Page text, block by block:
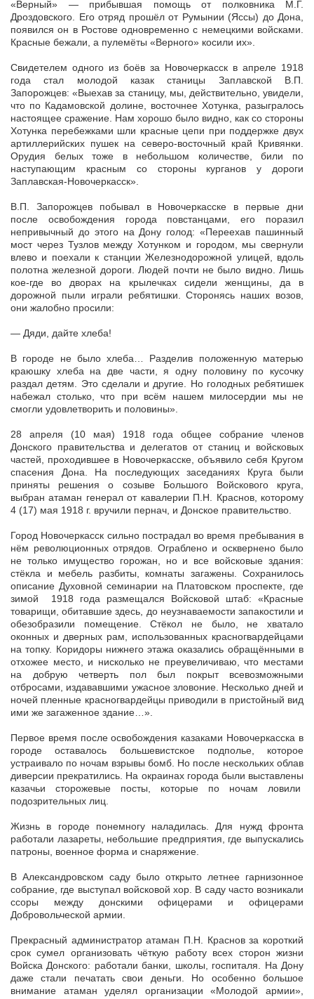
«Верный» — прибывшая помощь от полковника М.Г.
Дроздовского. Его отряд прошёл от Румынии (Яссы) до Дона,
появился он в Ростове одновременно с немецкими войсками.
Красные бежали, а пулемёты «Верного» косили их».
Свидетелем одного из боёв за Новочеркасск в апреле 1918
года стал молодой казак станицы Заплавской В.П.
Запорожцев: «Выехав за станицу, мы, действительно, увидели,
что по Кадамовской долине, восточнее Хотунка, разыгралось
настоящее сражение. Нам хорошо было видно, как со стороны
Хотунка перебежками шли красные цепи при поддержке двух
артиллерийских пушек на северо-восточный край Кривянки.
Орудия белых тоже в небольшом количестве, били по
наступающим красным со стороны курганов у дороги
Заплавская-Новочеркасск».
В.П. Запорожцев побывал в Новочеркасске в первые дни
после освобождения города повстанцами, его поразил
непривычный до этого на Дону голод: «Переехав пашинный
мост через Тузлов между Хотунком и городом, мы свернули
влево и поехали к станции Железнодорожной улицей, вдоль
полотна железной дороги. Людей почти не было видно. Лишь
кое-где во дворах на крылечках сидели женщины, да в
дорожной пыли играли ребятишки. Сторонясь наших возов,
они жалобно просили:
— Дяди, дайте хлеба!
В городе не было хлеба… Разделив положенную матерью
краюшку хлеба на две части, я одну половину по кусочку
раздал детям. Это сделали и другие. Но голодных ребятишек
набежал столько, что при всём нашем милосердии мы не
смогли удовлетворить и половины».
28 апреля (10 мая) 1918 года общее собрание членов
Донского правительства и делегатов от станиц и войсковых
частей, проходившее в Новочеркасске, объявило себя Кругом
спасения Дона. На последующих заседаниях Круга были
приняты решения о созыве Большого Войскового круга,
выбран атаман генерал от кавалерии П.Н. Краснов, которому
4 (17) мая 1918 г. вручили пернач, и Донское правительство.
Город Новочеркасск сильно пострадал во время пребывания в
нём революционных отрядов. Ограблено и осквернено было
не только имущество горожан, но и все войсковые здания:
стёкла и мебель разбиты, комнаты загажены. Сохранилось
описание Духовной семинарии на Платовском проспекте, где
зимой 1918 года размещался Войсковой штаб: «Красные
товарищи, обитавшие здесь, до неузнаваемости запакостили и
обезобразили помещение. Стёкол не было, не хватало
оконных и дверных рам, использованных красногвардейцами
на топку. Коридоры нижнего этажа оказались обращёнными в
отхожее место, и нисколько не преувеличиваю, что местами
на добрую четверть пол был покрыт всевозможными
отбросами, издававшими ужасное зловоние. Несколько дней и
ночей пленные красногвардейцы приводили в пристойный вид
ими же загаженное здание…».
Первое время после освобождения казаками Новочеркасска в
городе оставалось большевистское подполье, которое
устраивало по ночам взрывы бомб. Но после нескольких облав
диверсии прекратились. На окраинах города были выставлены
казачьи сторожевые посты, которые по ночам ловили
подозрительных лиц.
Жизнь в городе понемногу наладилась. Для нужд фронта
работали лазареты, небольшие предприятия, где выпускались
патроны, военное форма и снаряжение.
В Александровском саду было открыто летнее гарнизонное
собрание, где выступал войсковой хор. В саду часто возникали
ссоры между донскими офицерами и офицерами
Добровольческой армии.
Прекрасный администратор атаман П.Н. Краснов за короткий
срок сумел организовать чёткую работу всех сторон жизни
Войска Донского: работали банки, школы, госпиталя. На Дону
даже стали печатать свои деньги. Но особенно большое
внимание атаман уделял организации «Молодой армии»,